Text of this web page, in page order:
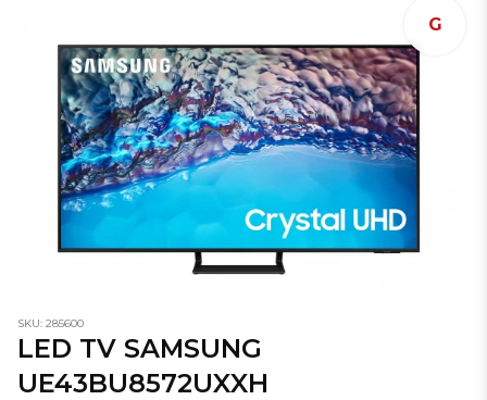
G
SKU: 285600
LED TV SAMSUNG
UE43BU8572UXXH